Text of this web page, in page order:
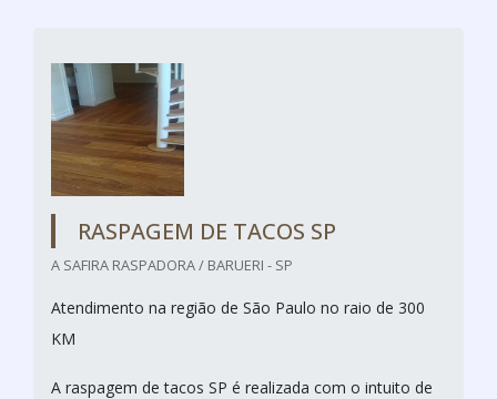
RASPAGEM DE TACOS SP
A SAFIRA RASPADORA / BARUERI - SP
Atendimento na região de São Paulo no raio de 300
KM
A raspagem de tacos SP é realizada com o intuito de